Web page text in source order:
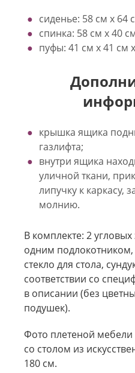
сиденье: 58 см х 64
спинка: 58 см х 40
пуфы: 41 см х 41 см
крышка ящика
газлифта;
внутри ящика
уличной ткани,
липучку к каркасу,
молнию.
В комплекте: 2
одним подлокотником,
стекло для стола,
соответствии со
в описании (без
подушек).
Фото плетеной
со столом из
180 см.